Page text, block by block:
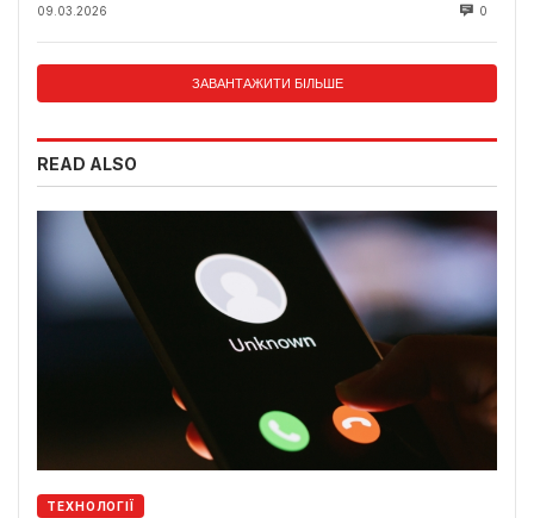
09.03.2026 0
ЗАВАНТАЖИТИ БІЛЬШЕ
READ ALSO
ТЕХНОЛОГІЇ